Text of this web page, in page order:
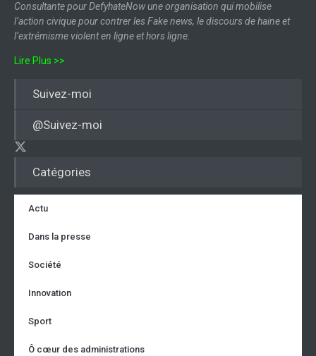
Catégories
Actu
Dans la presse
Société
Innovation
Sport
Ô cœur des administrations
Consultante pour DefyhateNow une organisation qui mobilise
l’action civique pour contrer les Fake news, le discours de haine et
l’extrémisme violent en ligne et hors ligne.
Lire Plus >>
Suivez-moi
@Suivez-moi